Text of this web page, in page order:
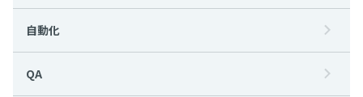
自動化
QA